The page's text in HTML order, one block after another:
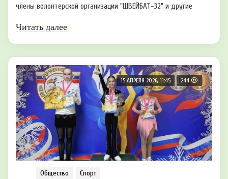
члены волонтерской организации "ШВЕЙБАТ-32" и другие
Читать далее
15 АПРЕЛЯ 2026, 11:45 244
Общество Спорт